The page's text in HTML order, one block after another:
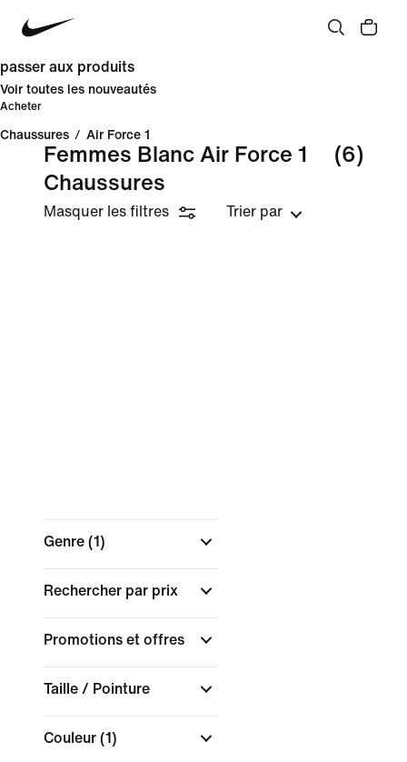
passer aux produits
Voir toutes les nouveautés
Acheter
Chaussures / Air Force 1
Femmes Blanc Air Force 1
Chaussures
(6)
Masquer les filtres Trier par
Genre (1)
Rechercher par prix
Promotions et offres
Taille / Pointure
Couleur (1)